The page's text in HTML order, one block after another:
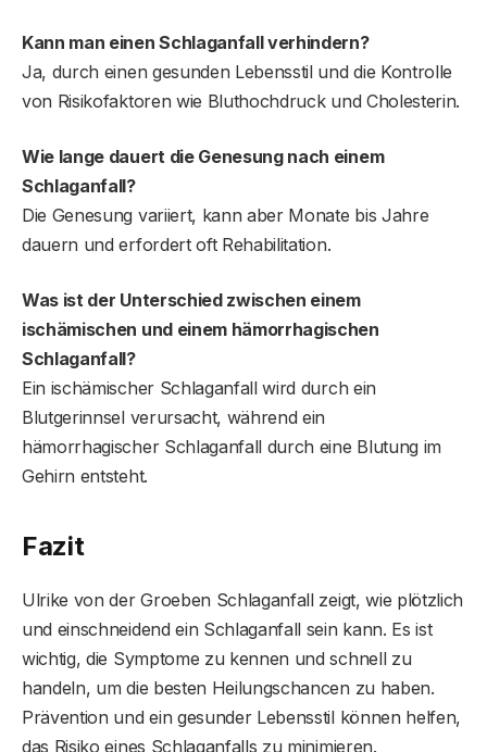
Kann man einen Schlaganfall verhindern?
Ja, durch einen gesunden Lebensstil und die Kontrolle
von Risikofaktoren wie Bluthochdruck und Cholesterin.
Wie lange dauert die Genesung nach einem
Schlaganfall?
Die Genesung variiert, kann aber Monate bis Jahre
dauern und erfordert oft Rehabilitation.
Was ist der Unterschied zwischen einem
ischämischen und einem hämorrhagischen
Schlaganfall?
Ein ischämischer Schlaganfall wird durch ein
Blutgerinnsel verursacht, während ein
hämorrhagischer Schlaganfall durch eine Blutung im
Gehirn entsteht.
Fazit
Ulrike von der Groeben Schlaganfall zeigt, wie plötzlich
und einschneidend ein Schlaganfall sein kann. Es ist
wichtig, die Symptome zu kennen und schnell zu
handeln, um die besten Heilungschancen zu haben.
Prävention und ein gesunder Lebensstil können helfen,
das Risiko eines Schlaganfalls zu minimieren.